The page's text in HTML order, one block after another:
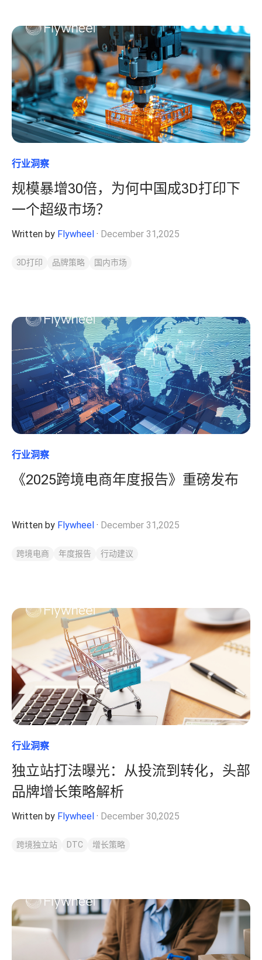
行业洞察
规模暴增30倍，为何中国成3D打印下
一个超级市场？
Written by Flywheel · December 31,2025
3D打印 品牌策略 国内市场
行业洞察
《2025跨境电商年度报告》重磅发布
Written by Flywheel · December 31,2025
跨境电商 年度报告 行动建议
行业洞察
独立站打法曝光：从投流到转化，头部
品牌增长策略解析
Written by Flywheel · December 30,2025
跨境独立站 DTC 增长策略